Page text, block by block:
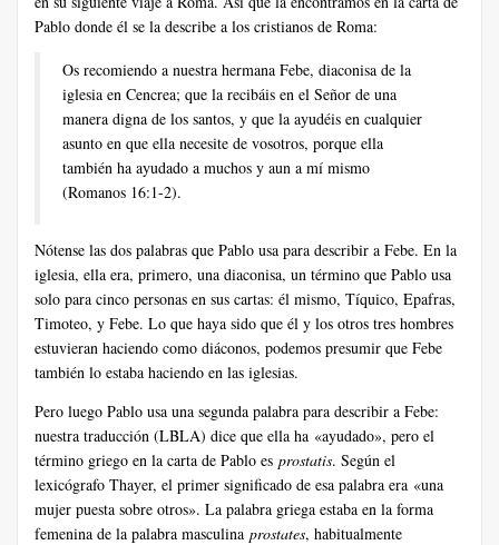
Pablo donde él se la describe a los cristianos de Roma:
Os recomiendo a nuestra hermana Febe, diaconisa de la
iglesia en Cencrea; que la recibáis en el Señor de una
manera digna de los santos, y que la ayudéis en cualquier
asunto en que ella necesite de vosotros, porque ella
también ha ayudado a muchos y aun a mí mismo
(Romanos 16:1-2).
Nótense las dos palabras que Pablo usa para describir a Febe. En la
iglesia, ella era, primero, una diaconisa, un término que Pablo usa
solo para cinco personas en sus cartas: él mismo, Tíquico, Epafras,
Timoteo, y Febe. Lo que haya sido que él y los otros tres hombres
estuvieran haciendo como diáconos, podemos presumir que Febe
también lo estaba haciendo en las iglesias.
Pero luego Pablo usa una segunda palabra para describir a Febe:
nuestra traducción (LBLA) dice que ella ha «ayudado», pero el
término griego en la carta de Pablo es prostatis. Según el
lexicógrafo Thayer, el primer significado de esa palabra era «una
mujer puesta sobre otros». La palabra griega estaba en la forma
femenina de la palabra masculina prostates, habitualmente